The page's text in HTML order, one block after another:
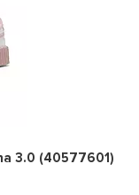
03.0 (40577601)